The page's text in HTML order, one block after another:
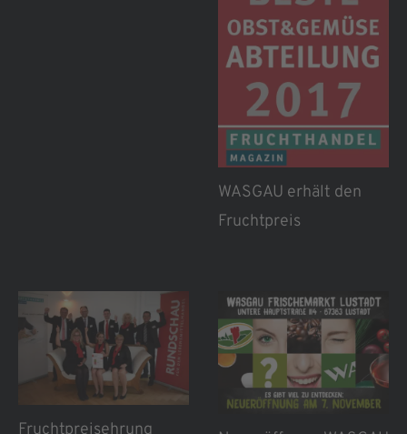
zusätzlich beigesteuert und die Futterspenden bei
den Tierheimen vorbeigebracht. Dort war die
Apropos Freude: Fast schon traditionell freut sich
der WASGAU Frischemarkt Otterberg über den
Landessieg Rheinland-Pfalz beim „Deutschen
Frucht Preis“. Einmal mehr zahlen sich Qualität und
Sortimentspräsentation.
Tor auf heißt es im März in Ramstein-Miesenbach
und im November in Lustadt bei der feierlichen
Eröffnung neuer Märkte.
WASGAU erhält den
Fruchtpreis